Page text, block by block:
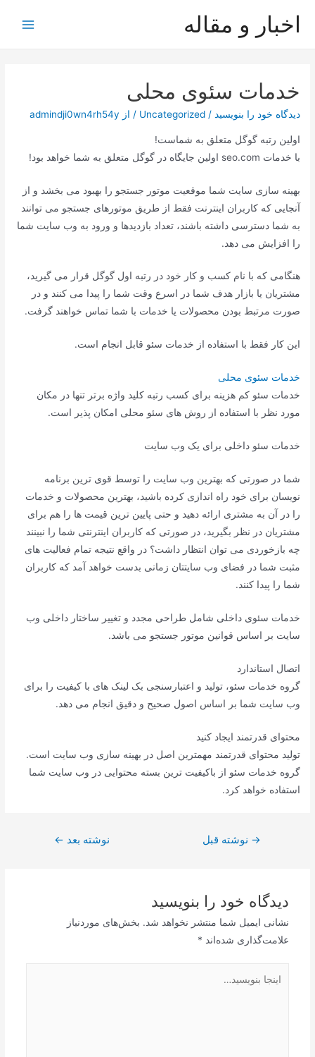
اخبار و مقاله
خدمات سئوی محلی
دیدگاه‌ خود را بنویسید /
Uncategorized / از admindji0wn4rh54y
اولین رتبه گوگل متعلق به شماست!
با خدمات seo.com اولین جایگاه در گوگل متعلق به شما خواهد بود!
بهینه سازی سایت شما موقعیت موتور جستجو را بهبود می بخشد و از
آنجایی که کاربران اینترنت فقط از طریق موتورهای جستجو می توانند
به شما دسترسی داشته باشند، تعداد بازدیدها و ورود به وب سایت شما
را افزایش می دهد.
هنگامی که با نام کسب و کار خود در رتبه اول گوگل قرار می گیرید،
مشتریان یا بازار هدف شما در اسرع وقت شما را پیدا می کنند و در
صورت مرتبط بودن محصولات یا خدمات با شما تماس خواهند گرفت.
این کار فقط با استفاده از خدمات سئو قابل انجام است.
خدمات سئوی محلی
خدمات سئو کم هزینه برای کسب رتبه کلید واژه برتر تنها در مکان
مورد نظر با استفاده از روش های سئو محلی امکان پذیر است.
خدمات سئو داخلی برای یک وب سایت
شما در صورتی که بهترین وب سایت را توسط قوی ترین برنامه
نویسان برای خود راه اندازی کرده باشید، بهترین محصولات و خدمات
را در آن به مشتری ارائه دهید و حتی پایین ترین قیمت ها را هم برای
مشتریان در نظر بگیرید، در صورتی که کاربران اینترنتی شما را نبینند
چه بازخوردی می توان انتظار داشت؟ در واقع نتیجه تمام فعالیت های
مثبت شما در فضای وب سایتتان زمانی بدست خواهد آمد که کاربران
شما را پیدا کنند.
خدمات سئوی داخلی شامل طراحی مجدد و تغییر ساختار داخلی وب
سایت بر اساس قوانین موتور جستجو می باشد.
اتصال استاندارد
گروه خدمات سئو، تولید و اعتبارسنجی بک لینک های با کیفیت را برای
وب سایت شما بر اساس اصول صحیح و دقیق انجام می دهد.
محتوای قدرتمند ایجاد کنید
تولید محتوای قدرتمند مهمترین اصل در بهینه سازی وب سایت است.
گروه خدمات سئو از باکیفیت ترین بسته محتوایی در وب سایت شما
استفاده خواهد کرد.
راهبری→ نوشته قبل نوشته بعد ←
دیدگاه‌ خود را بنویسید
نشانی ایمیل شما منتشر نخواهد شد. بخش‌های موردنیاز
علامت‌گذاری شده‌اند *
بنویسید…